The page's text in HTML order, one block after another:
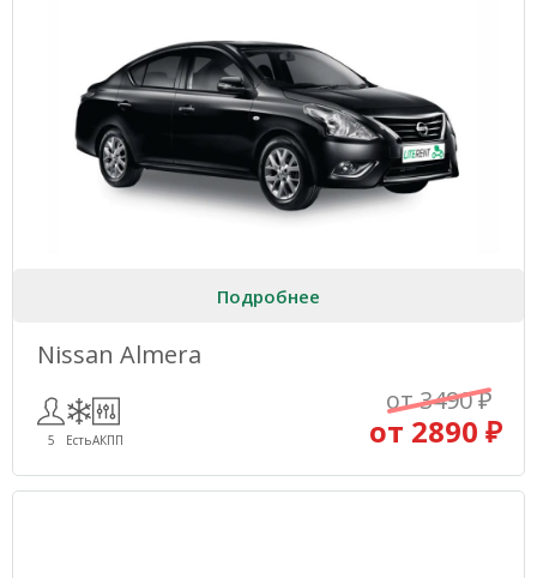
Подробнее
Nissan Almera
5 ЕстьАКПП
от 3490 ₽
от 2890 ₽